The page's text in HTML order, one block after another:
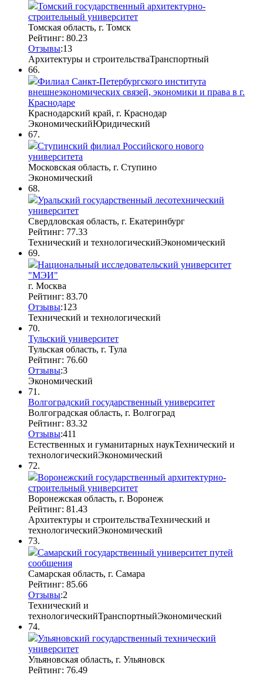
Томский государственный архитектурно-
строительный университет
Томская область, г. Томск
Рейтинг: 80.23
Отзывы:13
Архитектуры и строительстваТранспортный
66.
Филиал Санкт-Петербургского института
внешнеэкономических связей, экономики и права в г.
Краснодаре
Краснодарский край, г. Краснодар
ЭкономическийЮридический
67.
Ступинский филиал Российского нового
университета
Московская область, г. Ступино
Экономический
68.
Уральский государственный лесотехнический
университет
Свердловская область, г. Екатеринбург
Рейтинг: 77.33
Технический и технологическийЭкономический
69.
Национальный исследовательский университет
"МЭИ"
г. Москва
Рейтинг: 83.70
Отзывы:123
Технический и технологический
70.
Тульский университет
Тульская область, г. Тула
Рейтинг: 76.60
Отзывы:3
Экономический
71.
Волгоградский государственный университет
Волгоградская область, г. Волгоград
Рейтинг: 83.32
Отзывы:411
Естественных и гуманитарных наукТехнический и
технологическийЭкономический
72.
Воронежский государственный архитектурно-
строительный университет
Воронежская область, г. Воронеж
Рейтинг: 81.43
Архитектуры и строительстваТехнический и
технологическийЭкономический
73.
Самарский государственный университет путей
сообщения
Самарская область, г. Самара
Рейтинг: 85.66
Отзывы:2
Технический и
технологическийТранспортныйЭкономический
74.
Ульяновский государственный технический
университет
Ульяновская область, г. Ульяновск
Рейтинг: 76.49